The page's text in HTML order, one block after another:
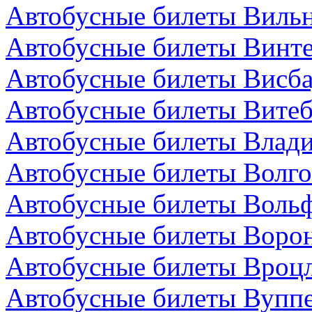
Автобусные билеты
Автобусные билеты
Автобусные билеты
Автобусные билеты
Автобусные билеты
Автобусные билеты
Автобусные билеты
Автобусные билеты
Автобусные билеты
Автобусные билеты